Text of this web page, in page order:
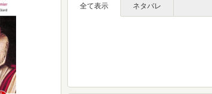
全て表示 ネタバレ